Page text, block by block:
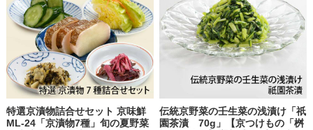
特選京漬物詰合せセット 京味鮮
ML-24「京漬物7種」旬の夏野菜
伝統京野菜の壬生菜の浅漬け「祇
園茶漬 70g」【京つけもの「桝